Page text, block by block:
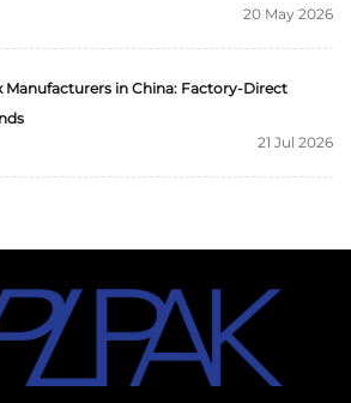
20 May 2026
Manufacturers in China: Factory-Direct
21 Jul 2026